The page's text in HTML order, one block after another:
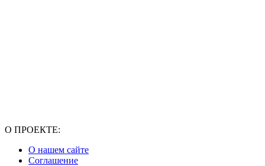
О ПРОЕКТЕ:
О нашем сайте
Соглашение